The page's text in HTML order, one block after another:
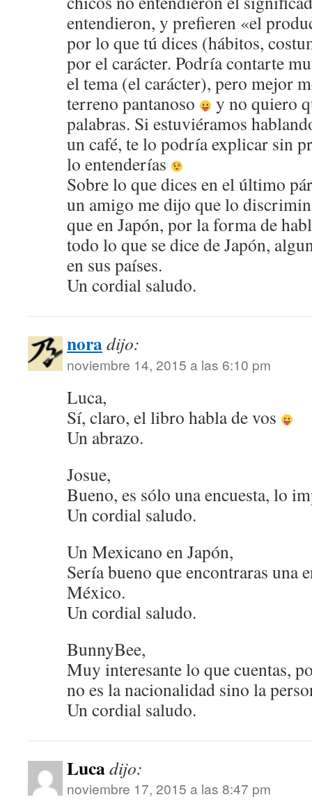
entendieron, y prefieren «el
por lo que tú dices (hábitos,
por el carácter. Podría contarte
el tema (el carácter), pero mejor
terreno pantanoso
y no quiero
palabras. Si estuviéramos
un café, te lo podría explicar sin
lo entenderías
Sobre lo que dices en el último
un amigo me dijo que lo
que en Japón, por la forma de
todo lo que se dice de Japón,
en sus países.
Un cordial saludo.
noradijo:
noviembre 14, 2015 a las 6:10 pm
Luca,
Sí, claro, el libro habla de vos
Un abrazo.
Josue,
Bueno, es sólo una encuesta, lo
Un cordial saludo.
Un Mexicano en Japón,
Sería bueno que encontraras una
México.
Un cordial saludo.
BunnyBee,
Muy interesante lo que cuentas,
no es la nacionalidad sino la
Un cordial saludo.
Lucadijo:
noviembre 17, 2015 a las 8:47 pm